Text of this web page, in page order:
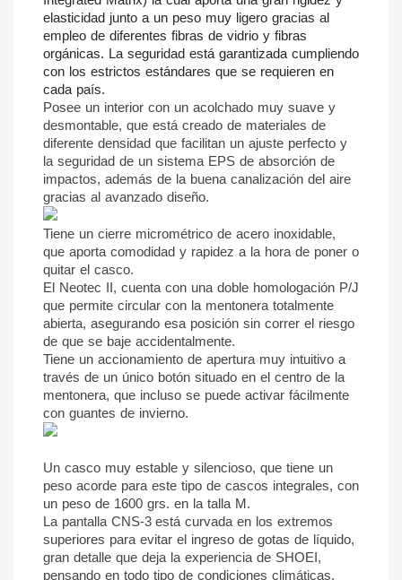
elasticidad junto a un peso muy ligero gracias al
empleo de diferentes fibras de vidrio y fibras
orgánicas. La seguridad está garantizada cumpliendo
con los estrictos estándares que se requieren en
cada país.
Posee un interior con un acolchado muy suave y
desmontable, que está creado de materiales de
diferente densidad que facilitan un ajuste perfecto y
la seguridad de un sistema EPS de absorción de
impactos, además de la buena canalización del aire
gracias al avanzado diseño.
Tiene un cierre micrométrico de acero inoxidable,
que aporta comodidad y rapidez a la hora de poner o
quitar el casco.
El Neotec II, cuenta con una doble homologación P/J
que permite circular con la mentonera totalmente
abierta, asegurando esa posición sin correr el riesgo
de que se baje accidentalmente.
Tiene un accionamiento de apertura muy intuitivo a
través de un único botón situado en el centro de la
mentonera, que incluso se puede activar fácilmente
con guantes de invierno.
Un casco muy estable y silencioso, que tiene un
peso acorde para este tipo de cascos integrales, con
un peso de 1600 grs. en la talla M.
La pantalla CNS-3 está curvada en los extremos
superiores para evitar el ingreso de gotas de líquido,
gran detalle que deja la experiencia de SHOEI,
pensando en todo tipo de condiciones climáticas,